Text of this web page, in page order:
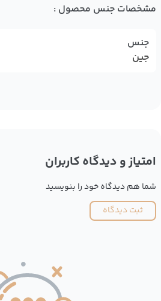
مشخصات جنس محصول :
جنس
جین
امتیاز و دیدگاه کاربران
شما هم دیدگاه خود را بنویسید
ثبت دیدگاه